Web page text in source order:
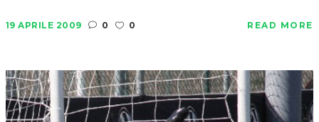
19 APRILE 2009 0 0 READ MORE